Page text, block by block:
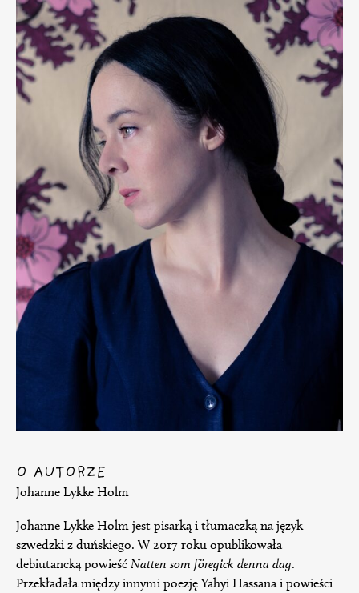
O AUTORZE
Johanne Lykke Holm
Johanne Lykke Holm jest pisarką i tłumaczką na język
szwedzki z duńskiego. W 2017 roku opublikowała
debiutancką powieść Natten som föregick denna dag.
Przekładała między innymi poezję Yahyi Hassana i powieści